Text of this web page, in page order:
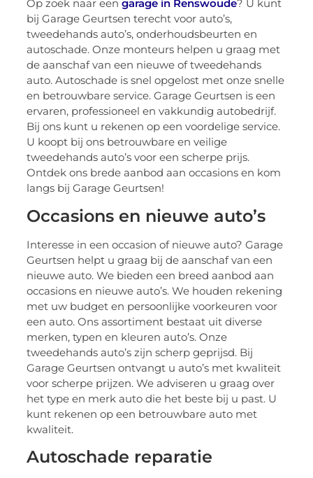
Op zoek naar eengarage in Renswoude? U kunt
bij Garage Geurtsen terecht voor auto’s,
tweedehands auto’s, onderhoudsbeurten en
autoschade. Onze monteurs helpen u graag met
de aanschaf van een nieuwe of tweedehands
auto. Autoschade is snel opgelost met onze snelle
en betrouwbare service. Garage Geurtsen is een
ervaren, professioneel en vakkundig autobedrijf.
Bij ons kunt u rekenen op een voordelige service.
U koopt bij ons betrouwbare en veilige
tweedehands auto’s voor een scherpe prijs.
Ontdek ons brede aanbod aan occasions en kom
langs bij Garage Geurtsen!
Occasions en nieuwe auto’s
Interesse in een occasion of nieuwe auto? Garage
Geurtsen helpt u graag bij de aanschaf van een
nieuwe auto. We bieden een breed aanbod aan
occasions en nieuwe auto’s. We houden rekening
met uw budget en persoonlijke voorkeuren voor
een auto. Ons assortiment bestaat uit diverse
merken, typen en kleuren auto’s. Onze
tweedehands auto’s zijn scherp geprijsd. Bij
Garage Geurtsen ontvangt u auto’s met kwaliteit
voor scherpe prijzen. We adviseren u graag over
het type en merk auto die het beste bij u past. U
kunt rekenen op een betrouwbare auto met
kwaliteit.
Autoschade reparatie